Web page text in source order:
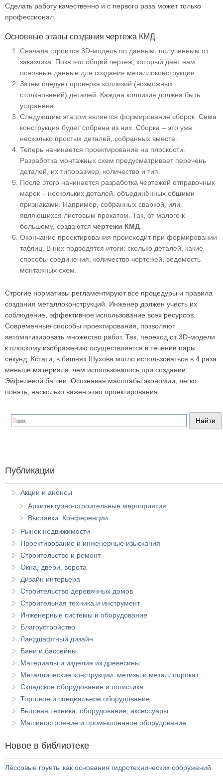
Сделать работу качественно и с первого раза может только
профессионал.
Основные этапы создания чертежа КМД
Сначала строится 3D-модель по данным, полученным от
заказчика. Пока это общий чертёж, который даёт нам
основные данные для создания металлоконструкции.
Затем следует проверка коллизий (возможных
столкновений) деталей. Каждая коллизия должна быть
устранена.
Следующим этапом является формирование сборок. Сама
конструкция будет собрана из них. Сборка – это уже
несколько простых деталей, собранных вместе.
Теперь начинается проектирование на плоскости.
Разработка монтажных схем предусматривает перечень
деталей, их типоразмер, количество и тип.
После этого начинается разработка чертежей отправочных
марок – нескольких деталей, объединённых общими
признаками. Например, собранных сваркой, или
являющихся листовым прокатом. Так, от малого к
большому, создаются чертежи КМД.
Окончание проектирования происходит при формировании
таблиц. В них подводятся итоги: сколько деталей, какие
способы соединения, количество чертежей, ведомость
монтажных схем.
Строгие нормативы регламентируют все процедуры и правила
создания металлоконструкций. Инженер должен учесть их
соблюдение, эффективное использование всех ресурсов.
Современные способы проектирования, позволяют
автоматизировать множество работ. Так, переход от 3D-модели
к плоскому изображению осуществляется в течение пары
секунд. Кстати, в башнях Шухова могло использоваться в 4 раза
меньше материала, чем использовалось при создании
Эйфелевой башни. Осознавая масштабы экономии, легко
понять, насколько важен этап проектирования.
Публикации
Акции и анонсы
Архитектурно-строительные мероприятия
Выставки. Конференции
Рынок недвижимости
Проектирование и инженерные изыскания
Строительство и ремонт
Окна, двери, ворота
Дизайн интерьера
Строительство деревянных домов
Строительная техника и инструмент
Инженерные системы и оборудование
Благоустройство
Ландшафтный дизайн
Бани и бассейны
Материалы и изделия из древесины
Металлические конструкции, метизы и металлопрокат
Складское оборудование и логистика
Торговое и специальное оборудование
Бытовая техника, оборудование, аксессуары
Машиностроение и промышленное оборудование
Новое в библиотеке
Лёссовые грунты как основания гидротехнических сооружений